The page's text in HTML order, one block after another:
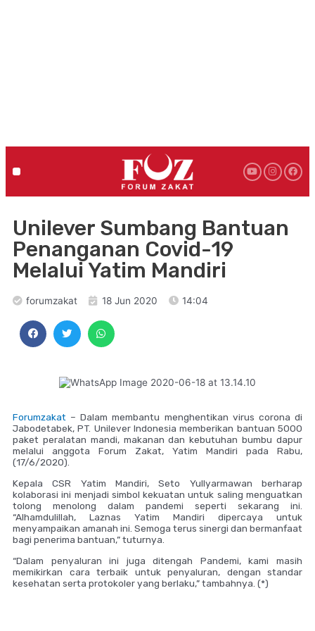
Unilever Sumbang Bantuan
Penanganan Covid-19
Melalui Yatim Mandiri
forumzakat 18 Jun 2020 14:04
Forumzakat – Dalam membantu menghentikan virus corona di
Jabodetabek, PT. Unilever Indonesia memberikan bantuan 5000
paket peralatan mandi, makanan dan kebutuhan bumbu dapur
melalui anggota Forum Zakat, Yatim Mandiri pada Rabu,
(17/6/2020).
Kepala CSR Yatim Mandiri, Seto Yullyarmawan berharap
kolaborasi ini menjadi simbol kekuatan untuk saling menguatkan
tolong menolong dalam pandemi seperti sekarang ini.
“Alhamdulillah, Laznas Yatim Mandiri dipercaya untuk
menyampaikan amanah ini. Semoga terus sinergi dan bermanfaat
bagi penerima bantuan,” tuturnya.
“Dalam penyaluran ini juga ditengah Pandemi, kami masih
memikirkan cara terbaik untuk penyaluran, dengan standar
kesehatan serta protokoler yang berlaku,” tambahnya. (*)